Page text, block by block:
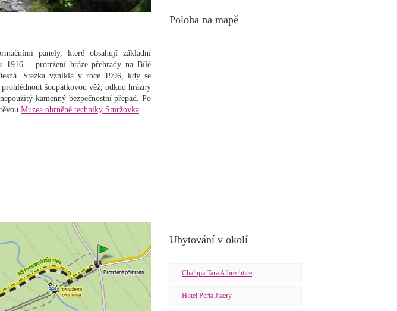
Poloha na mapě
Ubytování v okolí
Chalupa Tara Albrechtice
Hotel Perla Jizery
panely, které obsahují základní
1916 – protržení hráze přehrady na Bílé
Stezka vznikla v roce 1996, kdy se
šoupátkovou věž, odkud hrázný
kamenný bezpečnostní přepad. Po
Muzea obrněné techniky Smržovka.